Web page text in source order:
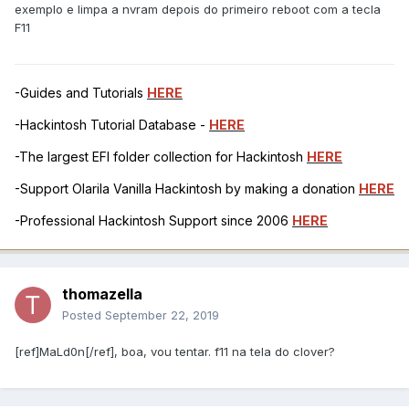
exemplo e limpa a nvram depois do primeiro reboot com a tecla
F11
-Guides and Tutorials HERE
-Hackintosh Tutorial Database - HERE
-The largest EFI folder collection for Hackintosh HERE
-Support Olarila Vanilla Hackintosh by making a donation HERE
-Professional Hackintosh Support since 2006 HERE
thomazella
Posted September 22, 2019
[ref]MaLd0n[/ref], boa, vou tentar. f11 na tela do clover?